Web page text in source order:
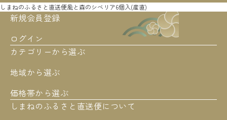
しまねのふるさと直送便風と森のシベリア6個入(産直)
カテゴリーから選ぶ
地域から選ぶ
価格帯から選ぶ
新規会員登録
ログイン
しまねのふるさと直送便について